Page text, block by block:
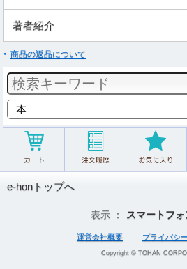
著者紹介
商品の返品について
e-honトップへ
表示 ： スマートフォ
運営会社概要 プライバシ
Copyright © TOHAN